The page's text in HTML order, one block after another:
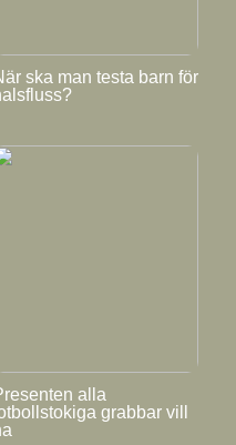
ska man testa barn för
alla
grabbar vill